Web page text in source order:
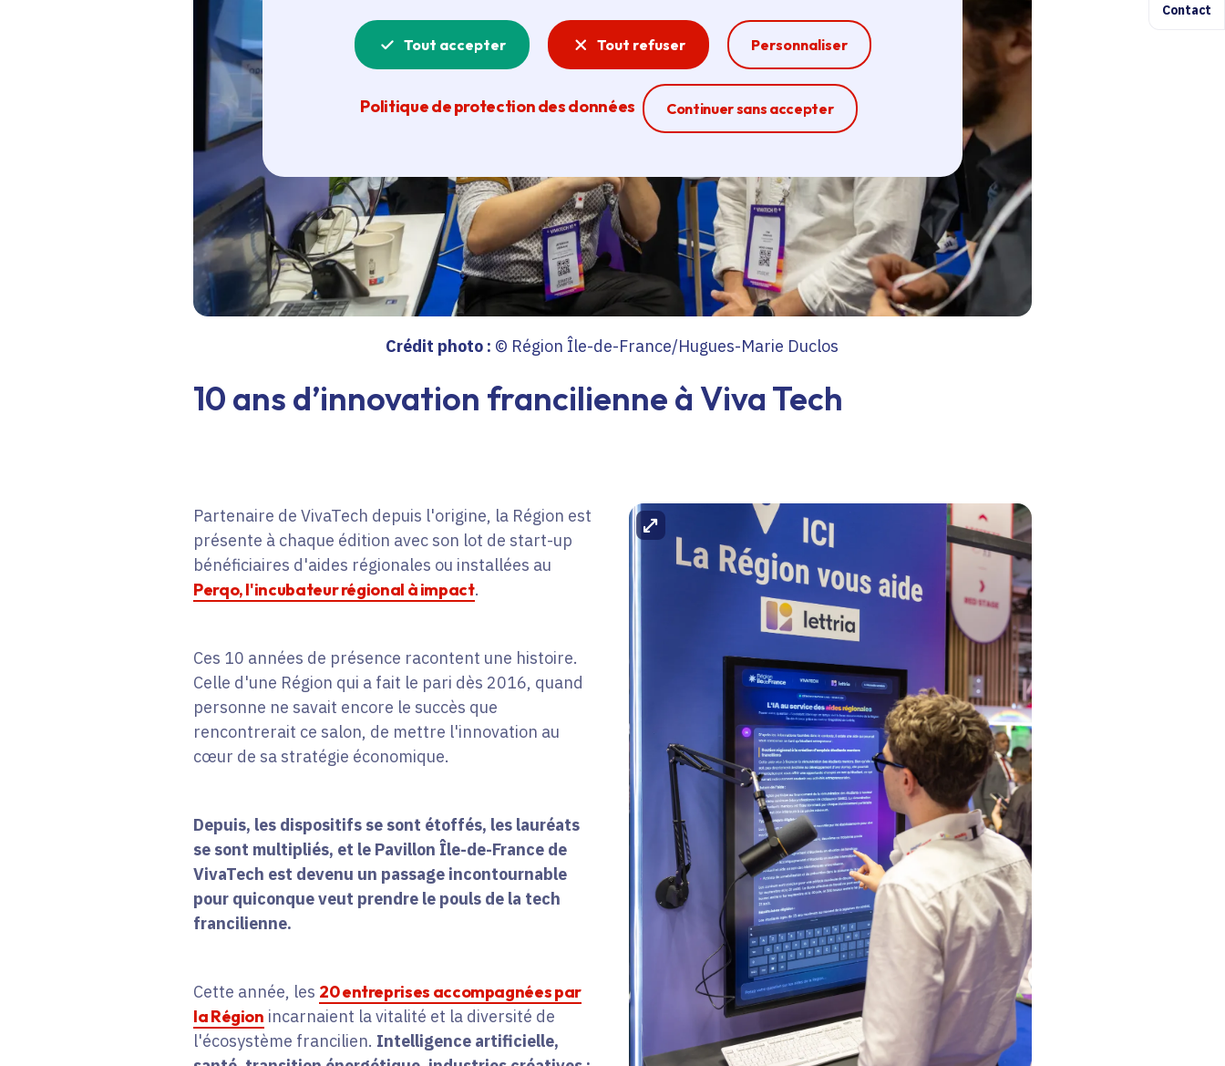
Tout accepter Tout refuser Personnaliser
Politique de protection des données Continuer sans accepter
Ferme la modale
Contact
Crédit photo : © Région Île-de-France/Hugues-Marie Duclos
10 ans d’innovation francilienne à Viva Tech
Partenaire de VivaTech depuis l'origine, la Région est
présente à chaque édition avec son lot de start-up
bénéficiaires d'aides régionales ou installées au
Perqo, l'incubateur régional à impact.
Ces 10 années de présence racontent une histoire.
Celle d'une Région qui a fait le pari dès 2016, quand
personne ne savait encore le succès que
rencontrerait ce salon, de mettre l'innovation au
cœur de sa stratégie économique.
Depuis, les dispositifs se sont étoffés, les lauréats
se sont multipliés, et le Pavillon Île-de-France de
VivaTech est devenu un passage incontournable
pour quiconque veut prendre le pouls de la tech
francilienne.
Cette année, les 20 entreprises accompagnées par
la Région incarnaient la vitalité et la diversité de
l'écosystème francilien. Intelligence artificielle,
Agrandir l'image